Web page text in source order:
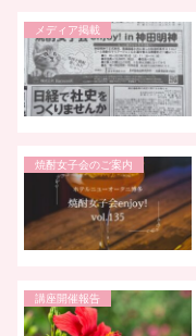
メディア掲載
焼酎女子会のご案内
講座開催報告